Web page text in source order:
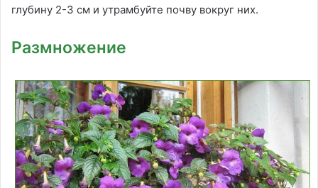
глубину 2-3 см и утрамбуйте почву вокруг них.
Размножение